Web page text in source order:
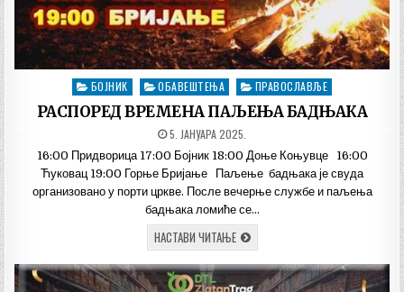
Posted
in
БОЈНИК ОБАВЕШТЕЊА ПРАВОСЛАВЉЕ
РАСПОРЕД ВРЕМЕНА ПАЉЕЊА БАДЊАКА
ДАТУМ
ОБЈАВЉИВАЊА:
5. ЈАНУАРА 2025.
16:00 Придворица 17:00 Бојник 18:00 Доње Коњувце 16:00
Ћуковац 19:00 Горње Бријање Паљење бадњака је свуда
организовано у порти цркве. После вечерње службе и паљења
бадњака ломиће се…
НАСТАВИ ЧИТАЊЕРАСПОРЕД
ВРЕМЕНА
ПАЉЕЊА
БАДЊАКА